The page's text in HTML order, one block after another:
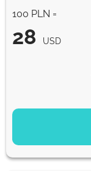
100 PLN =
28 USD
OPCJE PŁATNOŚCI
28 USD